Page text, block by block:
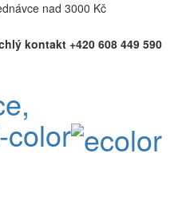
nad 3000 Kč
kontakt +420 608 449 590